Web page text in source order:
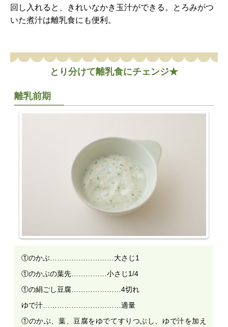
回し入れると、きれいなかき玉汁ができる。とろみがつ
いた煮汁は離乳食にも便利。
とり分けて離乳食にチェンジ★
離乳前期
①のかぶ………………………大さじ1
①のかぶの葉先……………小さじ1/4
①の絹ごし豆腐…………………4切れ
ゆで汁……………………………適量
①のかぶ、葉、豆腐をゆでてすりつぶし、ゆで汁を加え